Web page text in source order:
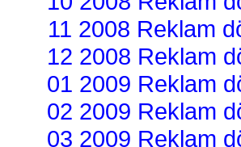
11 2008 Reklam
12 2008 Reklam
01 2009 Reklam
02 2009 Reklam
03 2009 Reklam